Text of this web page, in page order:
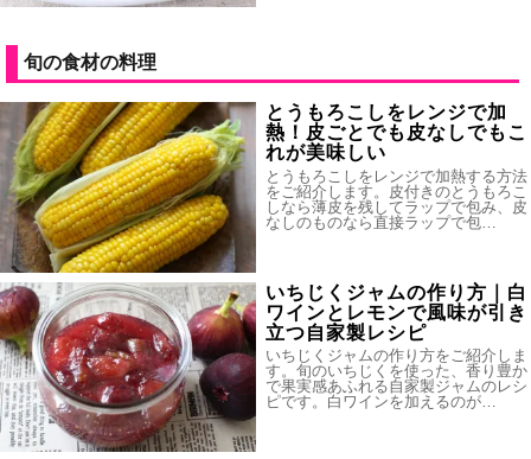
旬の食材の料理
とうもろこしをレンジで加
熱！皮ごとでも皮なしでもこ
れが美味しい
とうもろこしをレンジで加熱する方法
をご紹介します。皮付きのとうもろこ
しなら薄皮を残してラップで包み、皮
なしのものなら直接ラップで包…
いちじくジャムの作り方｜白
ワインとレモンで風味が引き
立つ自家製レシピ
いちじくジャムの作り方をご紹介しま
す。旬のいちじくを使った、香り豊か
で果実感あふれる自家製ジャムのレシ
ピです。白ワインを加えるのが…